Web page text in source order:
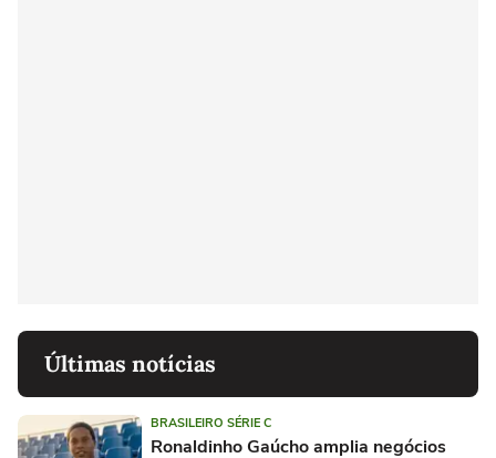
Últimas notícias
BRASILEIRO SÉRIE C
Ronaldinho Gaúcho amplia negócios